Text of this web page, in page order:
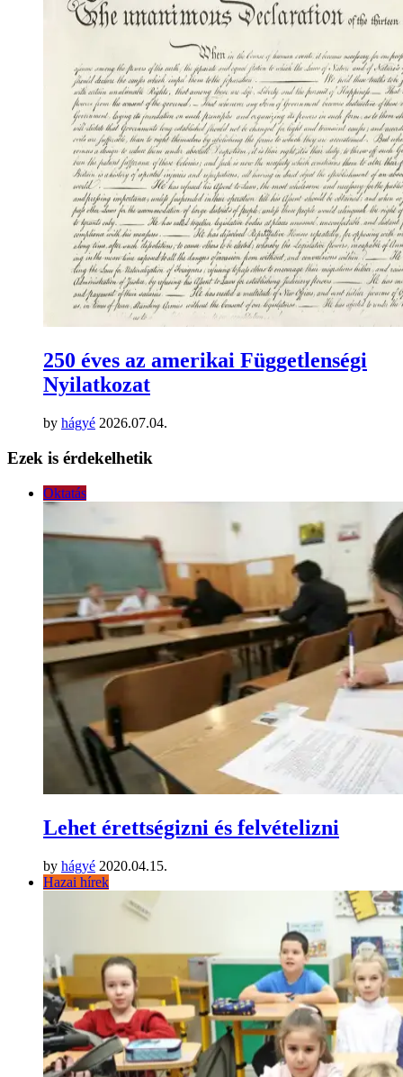
250 éves az amerikai Függetlenségi
Nyilatkozat
by hágyé 2026.07.04.
Ezek is érdekelhetik
Oktatás
Lehet érettségizni és felvételizni
by hágyé 2020.04.15.
Hazai hírek